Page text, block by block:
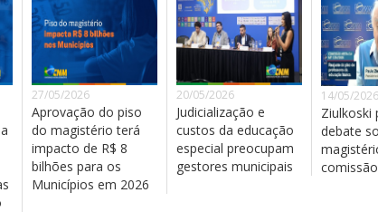
27/05/2026
Aprovação do piso
do magistério terá
impacto de R$ 8
bilhões para os
Municípios em 2026
20/05/2026
Judicialização e
custos da educação
especial preocupam
gestores municipais
14/05/2026
Ziulkoski
debate